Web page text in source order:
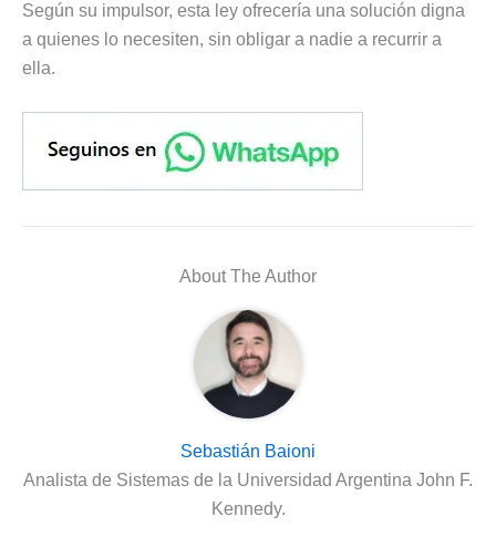
Según su impulsor, esta ley ofrecería una solución digna
a quienes lo necesiten, sin obligar a nadie a recurrir a
ella.
About The Author
Sebastián Baioni
Analista de Sistemas de la Universidad Argentina John F.
Kennedy.